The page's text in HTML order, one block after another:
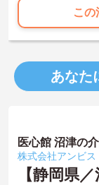
この
あなた
医心館 沼津の
株式会社アンビス
【静岡県